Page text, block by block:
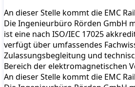
An dieser Stelle kommt die EMC
Die Ingenieurbüro Rörden GmbH
ist eine nach ISO/IEC 17025
verfügt über umfassendes
Zulassungsbegleitung und
Bereich der elektromagnetischen
An dieser Stelle kommt die EMC